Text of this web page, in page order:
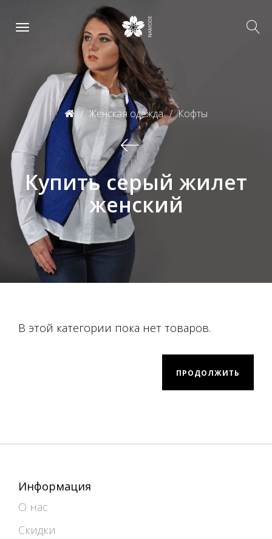
Женская одежда Кофты
Купить серый жилет
женский
В этой категории пока нет товаров.
ПРОДОЛЖИТЬ
Информация
О нас
Скидки